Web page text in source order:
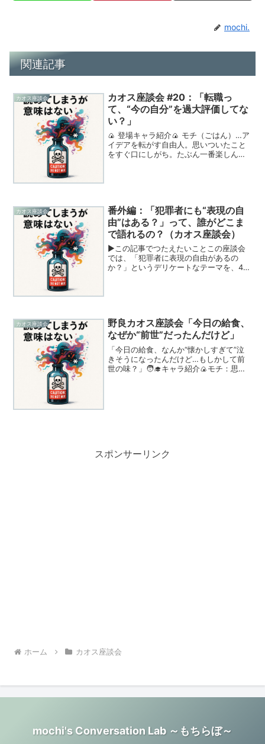
mochi.
関連記事
カオス座談会
カオス座談会 #20：「転職っ
て、“今の自分”を過大評価してな
い？」
🍙 登場キャラ紹介🍙 モチ（ごはん）…ア
イデアを転がす自由人。思いついたこと
をすぐ口にしがち。たぶん一番楽しんで
カオス座談会
番外編：「犯罪者にも“表現の自
由”はある？」って、誰がどこま
で語れるの？（カオス座談会）
▶この記事でつたえたいことこの座談会
では、「犯罪者に表現の自由があるの
か？」というデリケートなテーマを、4人
カオス座談会
野良カオス座談会「今日の給食、
なぜか“前世”だったんだけど」
「今日の給食、なんか“懐かしすぎて”泣
きそうになったんだけど…もしかして前
世の味？」🧑‍🎓キャラ紹介🍙モチ：思い
スポンサーリンク
ホーム カオス座談会
mochi's Conversation Lab ～もちらぼ～